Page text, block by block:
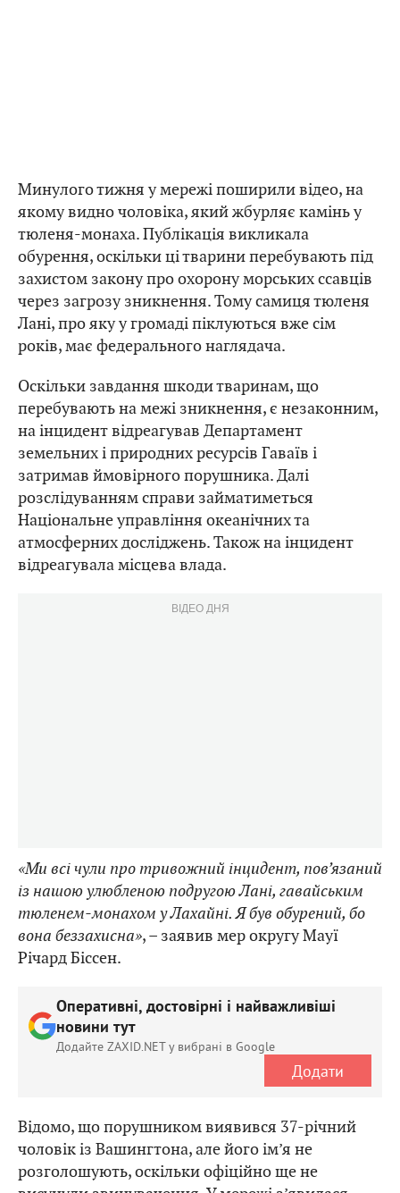
Минулого тижня у мережі поширили відео, на
якому видно чоловіка, який жбурляє камінь у
тюленя-монаха. Публікація викликала
обурення, оскільки ці тварини перебувають під
захистом закону про охорону морських ссавців
через загрозу зникнення. Тому самиця тюленя
Лані, про яку у громаді піклуються вже сім
років, має федерального наглядача.
Оскільки завдання шкоди тваринам, що
перебувають на межі зникнення, є незаконним,
на інцидент відреагував Департамент
земельних і природних ресурсів Гаваїв і
затримав ймовірного порушника. Далі
розслідуванням справи займатиметься
Національне управління океанічних та
атмосферних досліджень. Також на інцидент
відреагувала місцева влада.
ВІДЕО ДНЯ
«Ми всі чули про тривожний інцидент, пов’язаний
із нашою улюбленою подругою Лані, гавайським
тюленем-монахом у Лахайні. Я був обурений, бо
вона беззахисна», – заявив мер округу Мауї
Річард Біссен.
Оперативні, достовірні і найважливіші
новини тут
Додайте ZAXID.NET у вибрані в Google
Додати
Відомо, що порушником виявився 37-річний
чоловік із Вашингтона, але його ім’я не
розголошують, оскільки офіційно ще не